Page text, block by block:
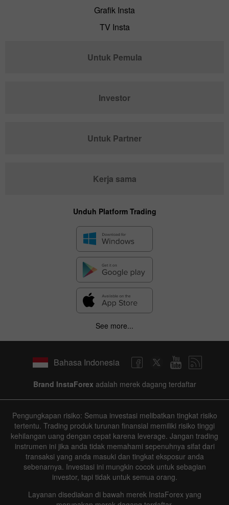
Grafik Insta
TV Insta
Untuk Pemula
Investor
Untuk Partner
Kerja sama
Unduh Platform Trading
See more...
Bahasa Indonesia
Brand InstaForex adalah merek dagang terdaftar
Pengungkapan risiko: Semua investasi melibatkan tingkat risiko
tertentu. Trading produk turunan finansial memiliki risiko tinggi
kehilangan uang dengan cepat karena leverage. Jangan trading
instrumen ini jika anda tidak memahami sepenuhnya sifat dari
transaksi yang anda masuki dan tingkat eksposur anda
sebenarnya. Investasi ini mungkin cocok untuk sebagian
investor, tapi tidak untuk semua orang.
Layanan disediakan di bawah merek InstaForex yang